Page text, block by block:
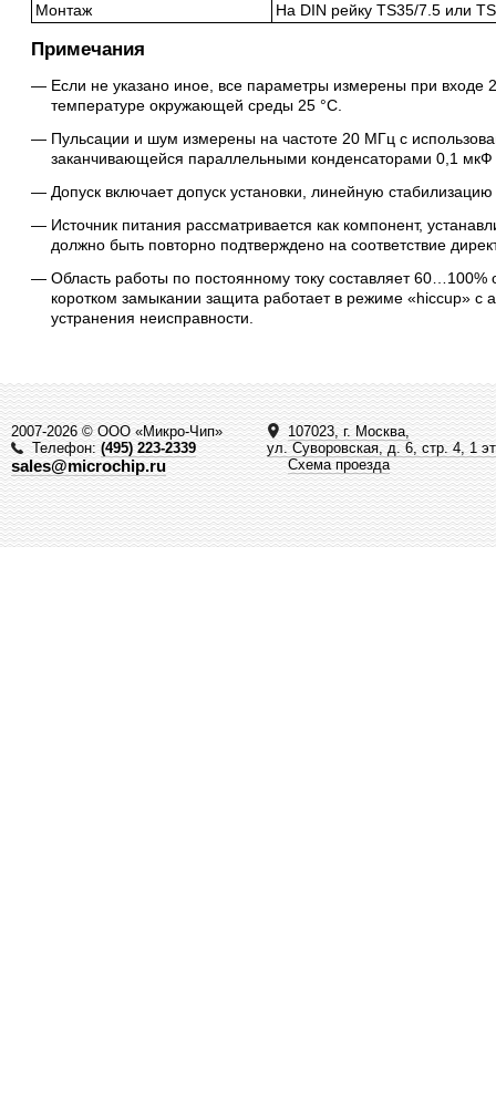
Монтаж
На DIN рейку TS35/7.5 или
Примечания
Если не указано иное, все параметры измерены при входе
температуре окружающей среды 25 °C.
Пульсации и шум измерены на частоте 20 МГц с
заканчивающейся параллельными конденсаторами 0,1
Допуск включает допуск установки, линейную
Источник питания рассматривается как компонент,
должно быть повторно подтверждено на соответствие
Область работы по постоянному току составляет
коротком замыкании защита работает в режиме «hiccup» с
устранения неисправности.
2007-2026 © ООО «Микро-Чип»
Телефон:(495) 223-2339
sales@microchip.ru
107023, г. Москва,
ул. Суворовская, д. 6, стр. 4, 1
Схема проезда